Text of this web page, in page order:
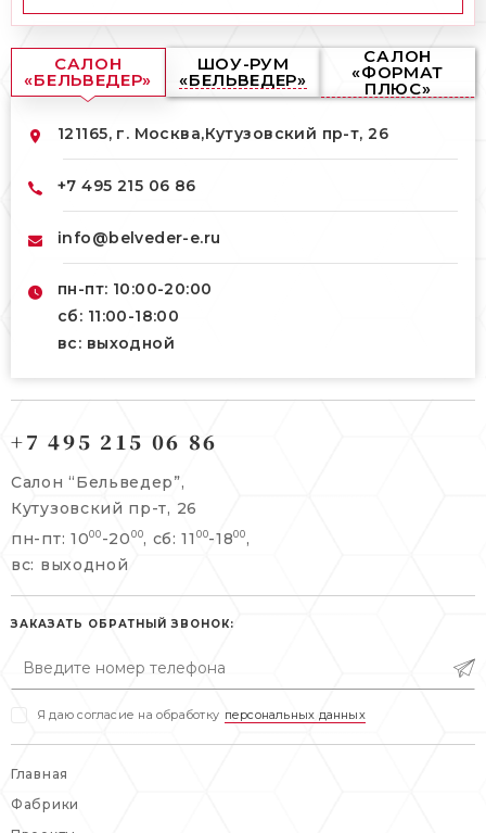
САЛОН
«БЕЛЬВЕДЕР»
ШОУ-РУМ
«БЕЛЬВЕДЕР»
САЛОН
«ФОРМАТ
ПЛЮС»
121165, г. Москва,Кутузовский пр-т, 26
+7 495 215 06 86
info@belveder-e.ru
пн-пт: 10:00-20:00
сб: 11:00-18:00
вс: выходной
info@belveder-e.ru
пн-пт: 10:00-20:00
сб, вс: выходной
Берсеневский переулок, 3/10с7
+7 495 477 45 43
info@belveder-e.ru
пн-пт: 10:00-19:00
сб: выходной
+7 495 215 06 86
Салон “Бельведер”,
Кутузовский пр-т, 26
пн-пт: 1000 -20 00, сб: 11 00-1800 ,
вс: выходной
ЗАКАЗАТЬ ОБРАТНЫЙ ЗВОНОК:
Я даю согласие на обработку персональных данных
Главная
Фабрики